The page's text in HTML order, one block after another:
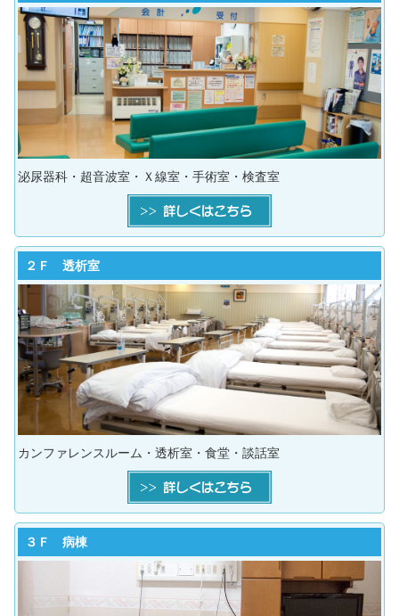
泌尿器科・超音波室・Ｘ線室・手術室・検査室
２Ｆ 透析室
カンファレンスルーム・透析室・食堂・談話室
３Ｆ 病棟